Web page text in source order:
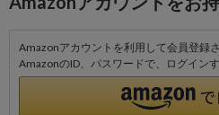
Amazonアカウントを利用して会員登録
AmazonのID、パスワードで、ログイン